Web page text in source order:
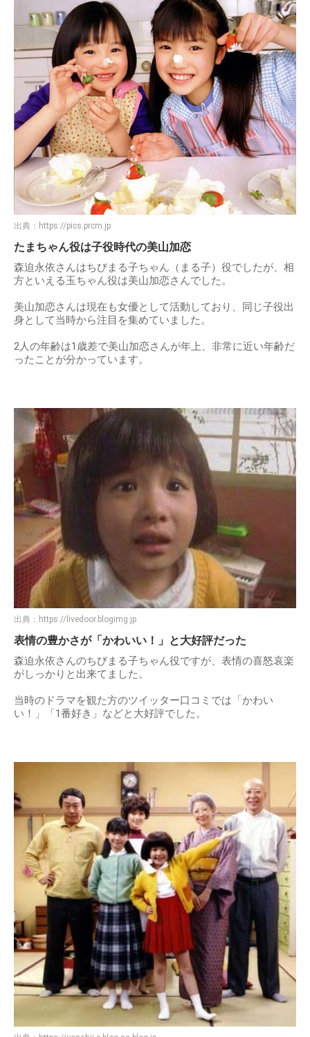
出典： https://pics.prcm.jp
たまちゃん役は子役時代の美山加恋
森迫永依さんはちびまる子ちゃん（まる子）役でしたが、相
方といえる玉ちゃん役は美山加恋さんでした。
美山加恋さんは現在も女優として活動しており、同じ子役出
身として当時から注目を集めていました。
2人の年齢は1歳差で美山加恋さんが年上、非常に近い年齢だ
ったことが分かっています。
出典： https://livedoor.blogimg.jp
表情の豊かさが「かわいい！」と大好評だった
森迫永依さんのちびまる子ちゃん役ですが、表情の喜怒哀楽
がしっかりと出来てました。
当時のドラマを観た方のツイッター口コミでは「かわい
い！」「1番好き」などと大好評でした。